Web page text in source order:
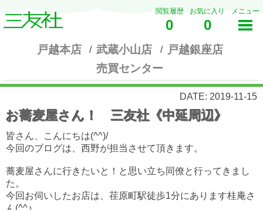
閲覧履歴
0
お気に入り
0
メニュー
戸越本店 武蔵小山店
戸越銀座店
売買センター
DATE: 2019-11-15
お蕎麦屋さん！ 三友社《中延周辺》
皆さん、こんにちは(^^)/
今回のブログは、西野が担当させて頂きます。
蕎麦屋さんに行きたいと！と思い立ち同僚と行ってきまし
た。
今回お伺いしたお店は、荏原町駅徒歩1分にあります桂庵さ